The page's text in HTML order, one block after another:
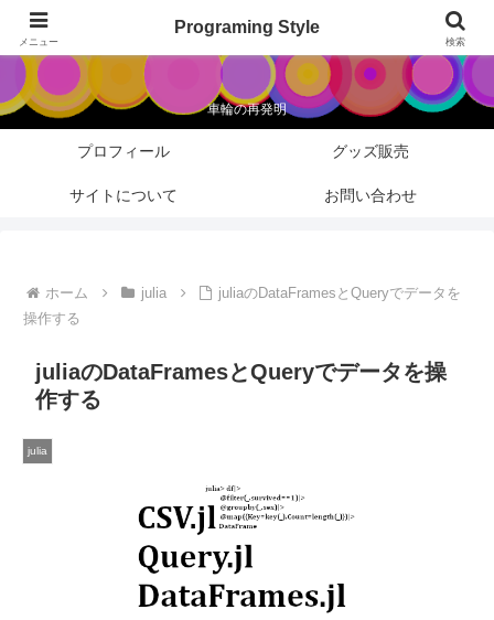
Programing Style
車輪の再発明
プロフィール グッズ販売
サイトについて お問い合わせ
ホーム julia
juliaのDataFramesとQueryでデータを
操作する
juliaのDataFramesとQueryでデータを操
作する
julia
メニュー
Programing Style
検索